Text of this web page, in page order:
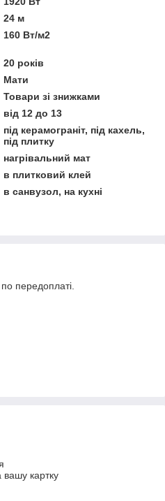
24 м
160 Вт/м2
20 років
Мати
Товари зі знижками
від 12 до 13
під керамограніт, під кахель,
під плитку
нагрівальний мат
в плитковий клей
в санвузол, на кухні
передоплаті.
вашу картку